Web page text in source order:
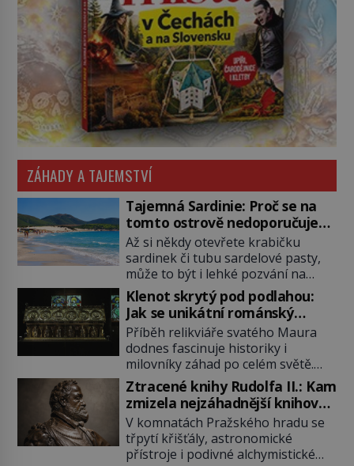
ZÁHADY A TAJEMSTVÍ
Tajemná Sardinie: Proč se na
tomto ostrově nedoporučuje
pytlovat „mořské brambory“?
Až si někdy otevřete krabičku
sardinek či tubu sardelové pasty,
může to být i lehké pozvání na
cestu do srdce Středozemního
moře, na ostrov hrdých Sardů.
Věděli jste, že to byl právě italský
ostrov Sardinie, jenž těmto
produktům moře propůjčil své
jméno. Co dalšího je pro Sardinii
typické a pro Středoevropana
zajímavé? Na mapách má […]
Klenot skrytý pod podlahou:
Jak se unikátní románský
poklad dostal do zapadlého
Bečova?
Příběh relikviáře svatého Maura
dodnes fascinuje historiky i
milovníky záhad po celém světě.
Tato románská zlatnická památka
ze 13. století je po českých
korunovačních klenotech druhým
nejcennějším movitým majetkem v
České republice. Přestože byl
klenot v roce 1985 po dramatickém
Ztracené knihy Rudolfa II.: Kam
zmizela nejzáhadnější knihovna
Evropy?
V komnatách Pražského hradu se
třpytí křišťály, astronomické
přístroje i podivné alchymistické